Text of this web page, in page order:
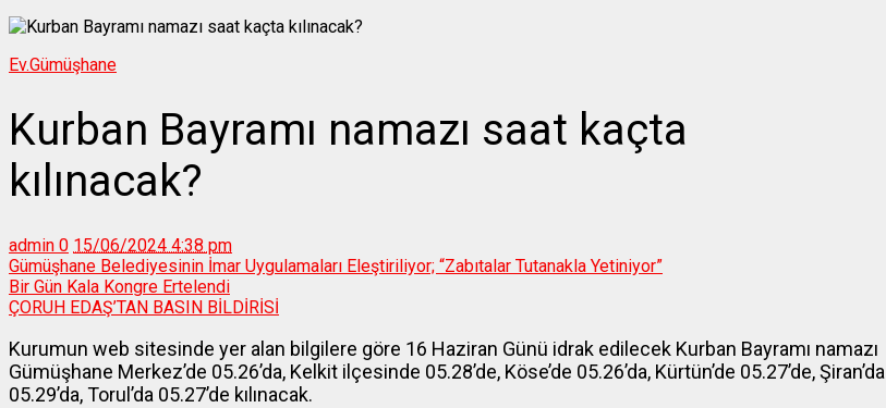
Ev.Gümüşhane
Kurban Bayramı namazı saat kaçta
kılınacak?
admin 0 15/06/2024 4:38 pm
Gümüşhane Belediyesinin İmar Uygulamaları Eleştiriliyor; “Zabıtalar Tutanakla Yetiniyor”
Bir Gün Kala Kongre Ertelendi
ÇORUH EDAŞ’TAN BASIN BİLDİRİSİ
Kurumun web sitesinde yer alan bilgilere göre 16 Haziran Günü idrak edilecek Kurban Bayramı namazı
Gümüşhane Merkez’de 05.26’da, Kelkit ilçesinde 05.28’de, Köse’de 05.26’da, Kürtün’de 05.27’de, Şiran’da
05.29’da, Torul’da 05.27’de kılınacak.